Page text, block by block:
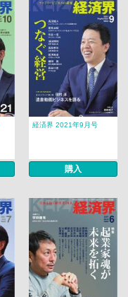
経済界 2021年9月号
購入